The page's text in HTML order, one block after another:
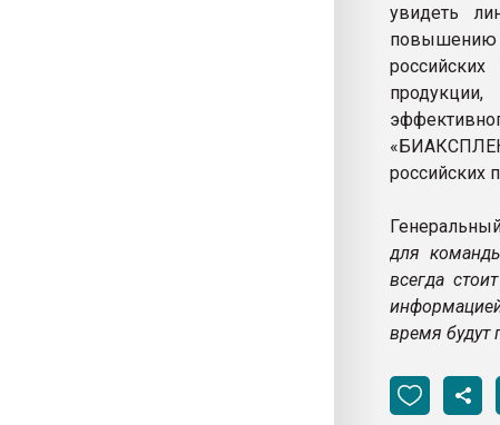
увидеть
российских
для
всегда
время